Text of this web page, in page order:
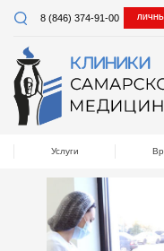
8 (846) 374-91-00
Услуги